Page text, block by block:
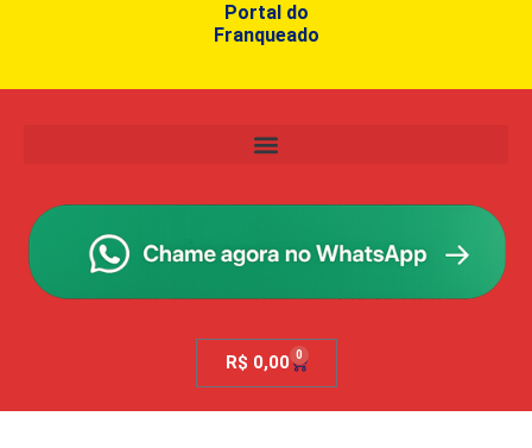
Portal do
Franqueado
R$ 0,00 0